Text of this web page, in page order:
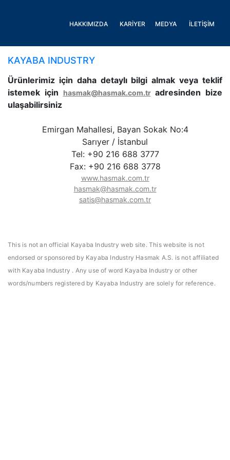
HAKKIMIZDA KARİYER MEDYA İLETİŞİM
KAYABA INDUSTRY
Ürünlerimiz için daha detaylı bilgi almak veya teklif
istemek için
hasmak@hasmak.com.tradresinden bize
ulaşabilirsiniz
Emirgan Mahallesi, Bayan Sokak No:4
Sarıyer / İstanbul
Tel: +90 216 688 3777
Fax: +90 216 688 3778
www.hasmak.com.tr
hasmak@hasmak.com.tr
satis@hasmak.com.tr
This is not an official Kayaba Industry web site. This website is not
endorsed or sponsored by Kayaba Industry Hasmak A.S. is not affiliated
with Kayaba Industry . Any use of word Kayaba Industry or other
words/numbers registered by Kayaba Industry are solely for reference.